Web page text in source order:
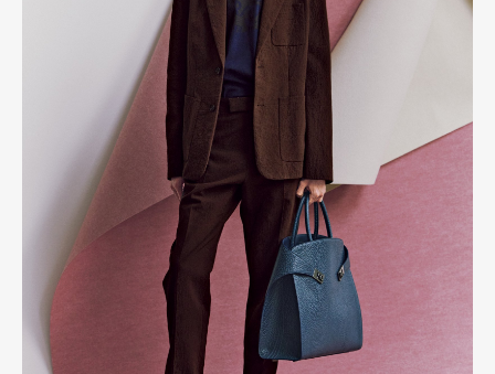
Art&Design WatchFashion
Gourmet
Product Culture Lifestyle
Pen Membership
Magazine
Official Columnist
About
Contact